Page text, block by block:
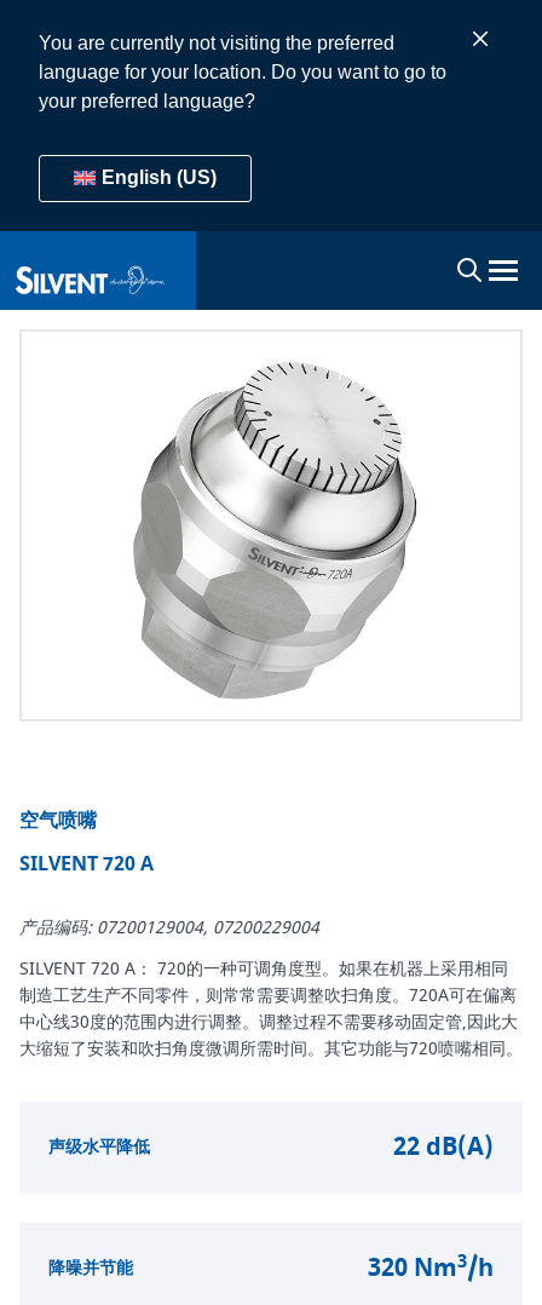
You are currently not visiting the preferred
language for your location. Do you want to go to
your preferred language?
English (US)
空气喷嘴
SILVENT 720 A
产品编码: 07200129004, 07200229004
SILVENT 720 A： 720的一种可调角度型。如果在机器上采用相同
制造工艺生产不同零件，则常常需要调整吹扫角度。720A可在偏离
中心线30度的范围内进行调整。调整过程不需要移动固定管,因此大
大缩短了安装和吹扫角度微调所需时间。其它功能与720喷嘴相同。
声级水平降低 22 dB(A)
降噪并节能 320 Nm3/h